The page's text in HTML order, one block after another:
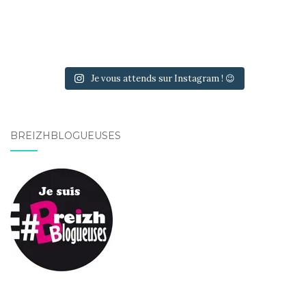
Je vous attends sur Instagram ! 😉
BREIZHBLOGUEUSES